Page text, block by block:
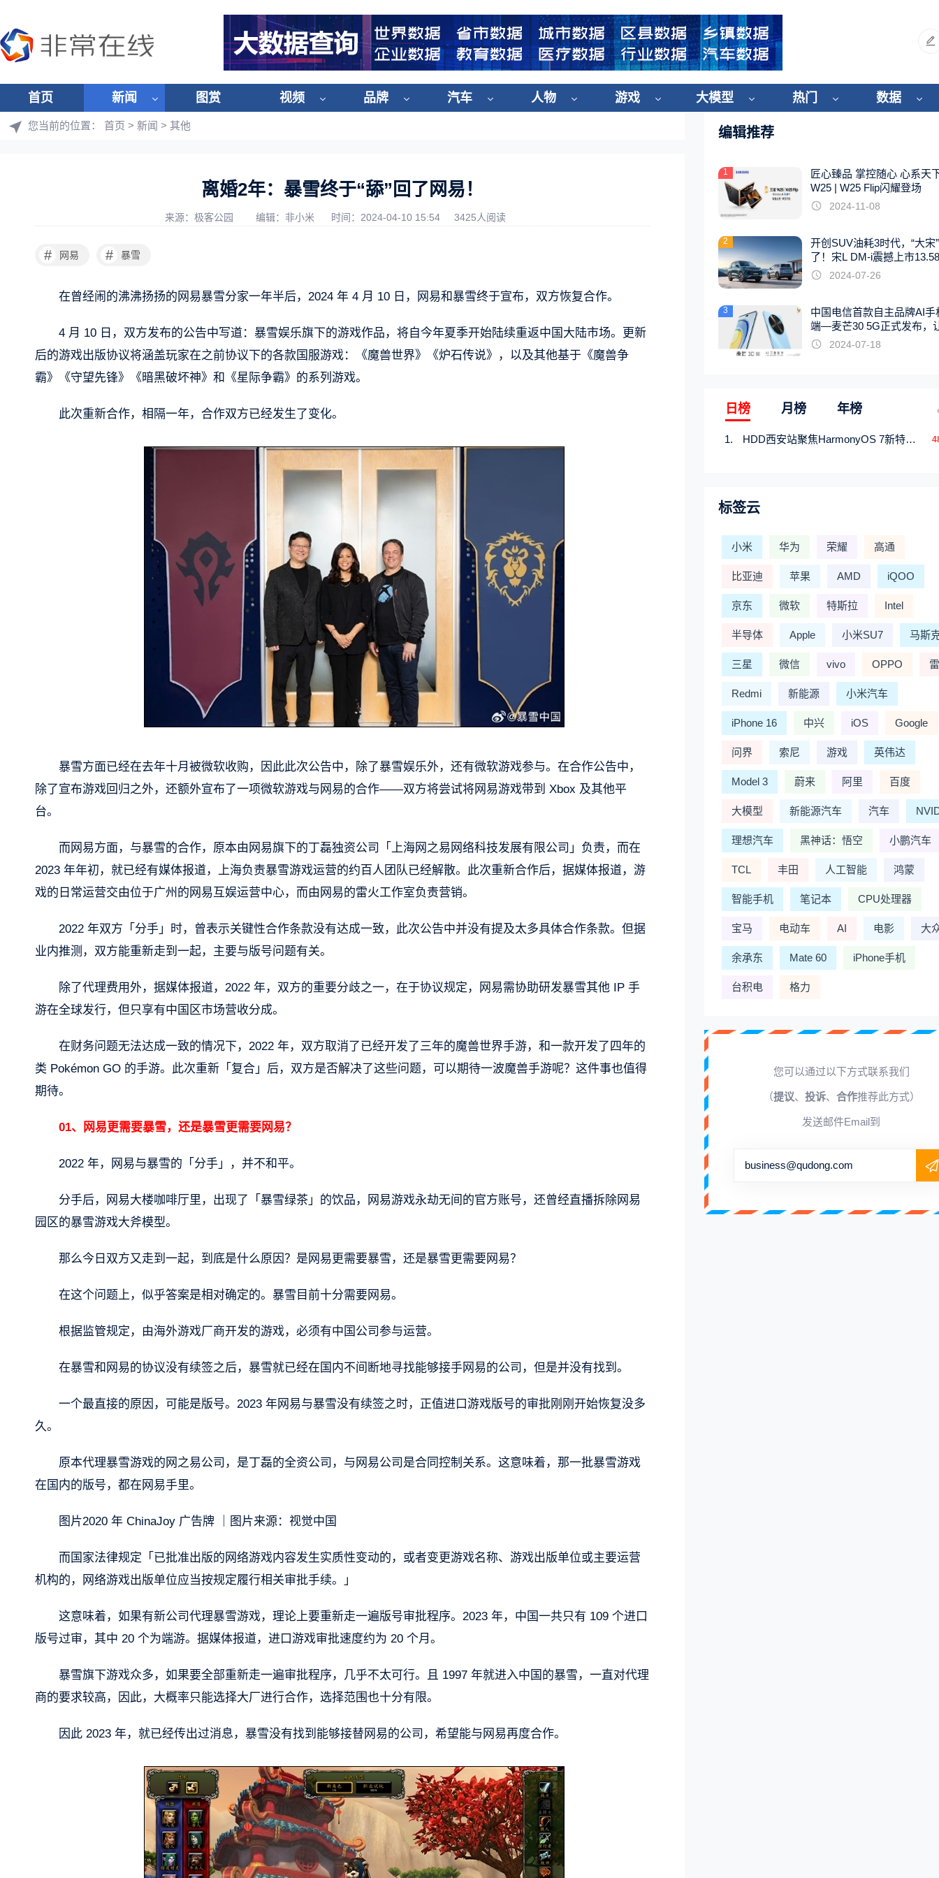
首页 新闻 图赏 视频 品牌 汽车 人物 游戏 大模型 热门 数据
您当前的位置： 首页 > 新闻 > 其他
离婚2年：暴雪终于“舔”回了网易！
来源：极客公园 编辑：非小米 时间：2024-04-10 15:54 3425人阅读
# 网易 # 暴雪
在曾经闹的沸沸扬扬的网易暴雪分家一年半后，2024 年 4 月 10 日，网易和暴雪终于宣布，双方恢复合作。
4 月 10 日，双方发布的公告中写道：暴雪娱乐旗下的游戏作品，将自今年夏季开始陆续重返中国大陆市场。更新
后的游戏出版协议将涵盖玩家在之前协议下的各款国服游戏：《魔兽世界》《炉石传说》，以及其他基于《魔兽争
霸》《守望先锋》《暗黑破坏神》和《星际争霸》的系列游戏。
此次重新合作，相隔一年，合作双方已经发生了变化。
暴雪方面已经在去年十月被微软收购，因此此次公告中，除了暴雪娱乐外，还有微软游戏参与。在合作公告中，
除了宣布游戏回归之外，还额外宣布了一项微软游戏与网易的合作——双方将尝试将网易游戏带到 Xbox 及其他平
台。
而网易方面，与暴雪的合作，原本由网易旗下的丁磊独资公司「上海网之易网络科技发展有限公司」负责，而在
2023 年年初，就已经有媒体报道，上海负责暴雪游戏运营的约百人团队已经解散。此次重新合作后，据媒体报道，游
戏的日常运营交由位于广州的网易互娱运营中心，而由网易的雷火工作室负责营销。
2022 年双方「分手」时，曾表示关键性合作条款没有达成一致，此次公告中并没有提及太多具体合作条款。但据
业内推测，双方能重新走到一起，主要与版号问题有关。
除了代理费用外，据媒体报道，2022 年，双方的重要分歧之一，在于协议规定，网易需协助研发暴雪其他 IP 手
游在全球发行，但只享有中国区市场营收分成。
在财务问题无法达成一致的情况下，2022 年，双方取消了已经开发了三年的魔兽世界手游，和一款开发了四年的
类 Pokémon GO 的手游。此次重新「复合」后，双方是否解决了这些问题，可以期待一波魔兽手游呢？这件事也值得
期待。
01、网易更需要暴雪，还是暴雪更需要网易？
2022 年，网易与暴雪的「分手」，并不和平。
分手后，网易大楼咖啡厅里，出现了「暴雪绿茶」的饮品，网易游戏永劫无间的官方账号，还曾经直播拆除网易
园区的暴雪游戏大斧模型。
那么今日双方又走到一起，到底是什么原因？是网易更需要暴雪，还是暴雪更需要网易？
在这个问题上，似乎答案是相对确定的。暴雪目前十分需要网易。
根据监管规定，由海外游戏厂商开发的游戏，必须有中国公司参与运营。
在暴雪和网易的协议没有续签之后，暴雪就已经在国内不间断地寻找能够接手网易的公司，但是并没有找到。
一个最直接的原因，可能是版号。2023 年网易与暴雪没有续签之时，正值进口游戏版号的审批刚刚开始恢复没多
久。
原本代理暴雪游戏的网之易公司，是丁磊的全资公司，与网易公司是合同控制关系。这意味着，那一批暴雪游戏
在国内的版号，都在网易手里。
图片2020 年 ChinaJoy 广告牌 ｜图片来源：视觉中国
而国家法律规定「已批准出版的网络游戏内容发生实质性变动的，或者变更游戏名称、游戏出版单位或主要运营
机构的，网络游戏出版单位应当按规定履行相关审批手续。」
这意味着，如果有新公司代理暴雪游戏，理论上要重新走一遍版号审批程序。2023 年，中国一共只有 109 个进口
版号过审，其中 20 个为端游。据媒体报道，进口游戏审批速度约为 20 个月。
暴雪旗下游戏众多，如果要全部重新走一遍审批程序，几乎不太可行。且 1997 年就进入中国的暴雪，一直对代理
商的要求较高，因此，大概率只能选择大厂进行合作，选择范围也十分有限。
因此 2023 年，就已经传出过消息，暴雪没有找到能够接替网易的公司，希望能与网易再度合作。
编辑推荐
1
匠心臻品 掌控随心 心系天
W25 | W25 Flip闪耀登场
2024-11-08
2
开创SUV油耗3时代，“大宋
了！宋L DM-i震撼上市
起
2024-07-26
3
中国电信首款自主品牌AI手
端—麦芒30 5G正式发布，
触手可及2024-07-18
日榜 月榜 年榜
HDD西安站聚焦HarmonyOS 7新特性，解锁从互联到智能的应用开发新范式
标签云
小米 华为 荣耀 高通
比亚迪 苹果 AMD iQOO
京东 微软 特斯拉 Intel
半导体 Apple 小米SU7 马斯
三星 微信 vivo OPPO
Redmi 新能源 小米汽车
iPhone 16 中兴 iOS Google
问界 索尼 游戏 英伟达
Model 3 蔚来 阿里 百度
大模型 新能源汽车 汽车
理想汽车 黑神话：悟空 小鹏汽车
TCL 丰田 人工智能 鸿蒙
智能手机 笔记本 CPU处理器
宝马 电动车 AI 电影 大
余承东 Mate 60 iPhone手机
台积电 格力
您可以通过以下方式联系我们
（提议、 投诉、 合作推荐此方式）
发送邮件Email到
business@qudong.com